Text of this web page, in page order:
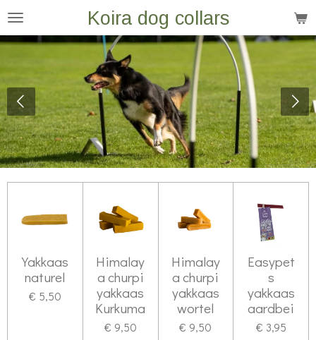
Ga
direct
hoofdinhoud
Koira dog collars
Yakkaas
naturel
€ 5,50
Himalay
a churpi
yakkaas
Kurkuma
€ 9,50
Himalay
a churpi
yakkaas
wortel
€ 9,50
Easypet
s
yakkaas
aardbei
€ 3,95